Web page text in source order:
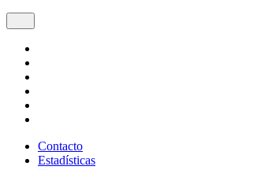
Contacto
Estadísticas